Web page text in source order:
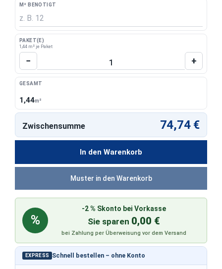
M² BENÖTIGT
PAKET(E)
1,44 m² je Paket
Produkt Anzahl: Gib den gewünschten
− +
GESAMT
1,44m²
In den Warenkorb
EXPRESS Schnell bestellen – ohne Konto
Zwischensumme 74,74 €
%
-2 % Skonto bei Vorkasse
Sie sparen 0,00 €
bei Zahlung per Überweisung vor dem Versand
Muster in den Warenkorb